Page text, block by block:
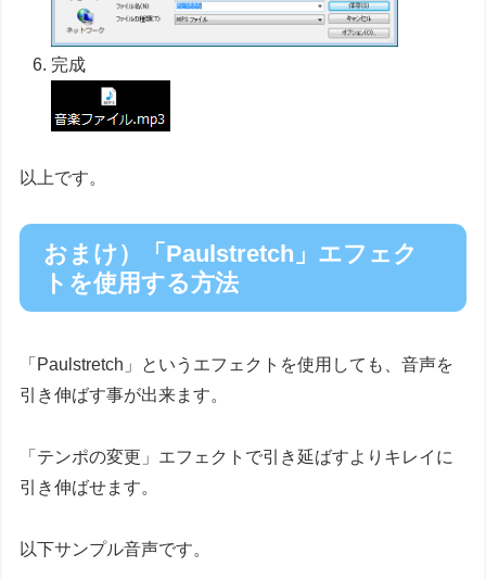
完成
以上です。
おまけ）「Paulstretch」エフェク
トを使用する方法
「Paulstretch」というエフェクトを使用しても、音声を
引き伸ばす事が出来ます。
「テンポの変更」エフェクトで引き延ばすよりキレイに
引き伸ばせます。
以下サンプル音声です。